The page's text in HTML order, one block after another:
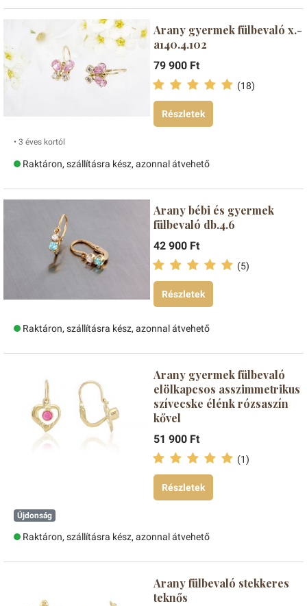
Arany gyermek fülbevaló x.-
a140.4.102
79 900 Ft
(18)
Részletek
• 3 éves kortól
Raktáron, szállításra kész, azonnal átvehető
Arany bébi és gyermek
fülbevaló db.4.6
42 900 Ft
(5)
Részletek
Raktáron, szállításra kész, azonnal átvehető
Arany gyermek fülbevaló
elölkapcsos asszimmetrikus
szívecske élénk rózsaszín
kővel
51 900 Ft
(1)
Részletek
Újdonság
Raktáron, szállításra kész, azonnal átvehető
Arany fülbevaló stekkeres
teknős